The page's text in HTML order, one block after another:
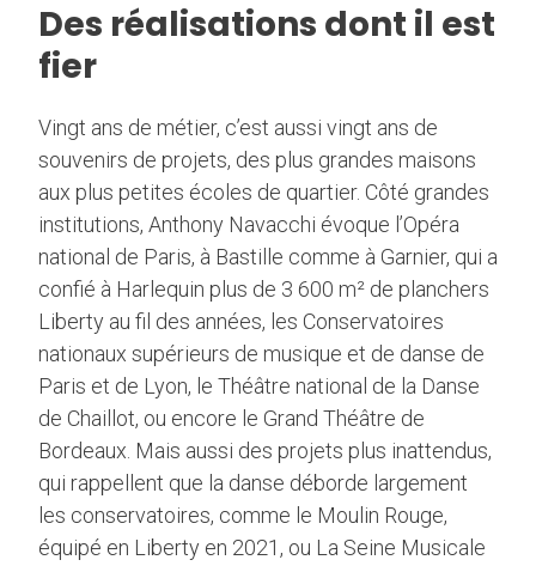
Des réalisations dont il est
fier
Vingt ans de métier, c’est aussi vingt ans de
souvenirs de projets, des plus grandes maisons
aux plus petites écoles de quartier. Côté grandes
institutions, Anthony Navacchi évoque l’Opéra
national de Paris, à Bastille comme à Garnier, qui a
confié à Harlequin plus de 3 600 m² de planchers
Liberty au fil des années, les Conservatoires
nationaux supérieurs de musique et de danse de
Paris et de Lyon, le Théâtre national de la Danse
de Chaillot, ou encore le Grand Théâtre de
Bordeaux. Mais aussi des projets plus inattendus,
qui rappellent que la danse déborde largement
les conservatoires, comme le Moulin Rouge,
équipé en Liberty en 2021, ou La Seine Musicale